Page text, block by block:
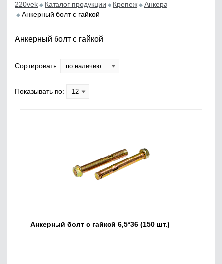
220vek Каталог продукции Крепеж
Анкера
Анкерный болт с гайкой
Анкерный болт с гайкой
Сортировать:
Показывать по:
Анкерный болт с гайкой 6,5*36 (150 шт.)